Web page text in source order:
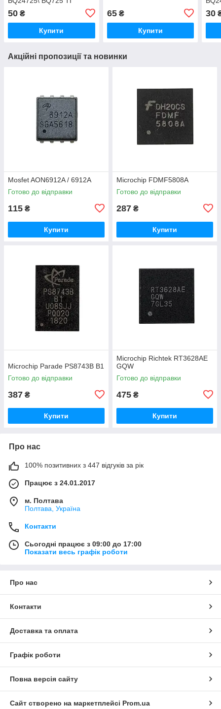
50 ₴
Купити
65₴
Купити
30
Акційні пропозиції та новинки
Mosfet AON6912A / 6912A
Готово до відправки
115 ₴
Купити
Microchip FDMF5808A
Готово до відправки
287 ₴
Купити
Microchip Parade PS8743B B1
Готово до відправки
387 ₴
Купити
Microchip Richtek RT3628AE
GQW
Готово до відправки
475 ₴
Купити
Про нас
100% позитивних з 447 відгуків за рік
Працює з 24.01.2017
м. Полтава
Полтава, Україна
Контакти
Сьогодні працює з 09:00 до 17:00
Показати весь графік роботи
Про нас
Контакти
Доставка та оплата
Графік роботи
Повна версія сайту
Сайт створено на маркетплейсі Prom.ua